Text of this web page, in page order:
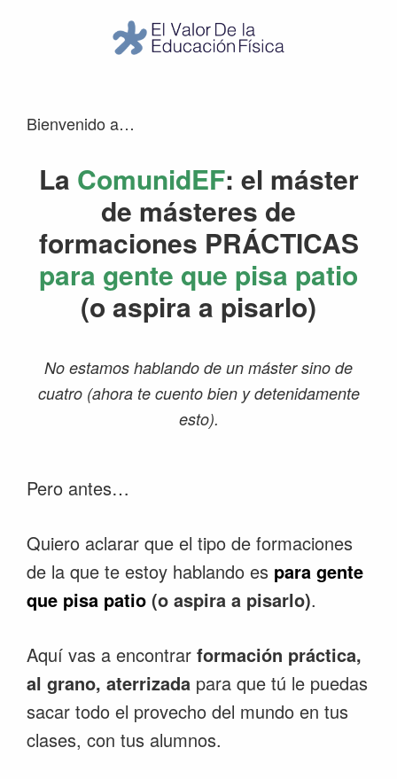
la
Educación
Bienvenido a…
La ComunidEF: el máster
de másteres de
formaciones PRÁCTICAS
para gente que pisa patio
(o aspira a pisarlo)
No estamos hablando de un máster sino de
cuatro (ahora te cuento bien y detenidamente
esto).
Pero antes…
Quiero aclarar que el tipo de formaciones
de la que te estoy hablando es para gente
que pisa patio (o aspira a pisarlo).
Aquí vas a encontrar formación práctica,
al grano, aterrizada para que tú le puedas
sacar todo el provecho del mundo en tus
clases, con tus alumnos.